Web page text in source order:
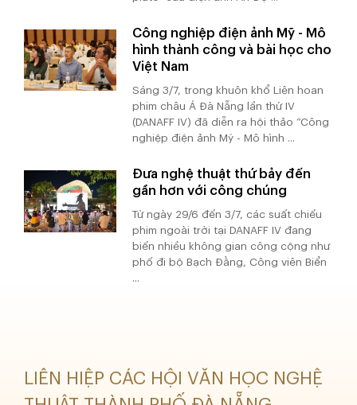
Công nghiệp điện ảnh Mỹ - Mô
hình thành công và bài học cho
Việt Nam
Sáng 3/7, trong khuôn khổ Liên hoan
phim châu Á Đà Nẵng lần thứ IV
(DANAFF IV) đã diễn ra hội thảo “Công
nghiệp điện ảnh Mỹ - Mô hình ...
Đưa nghệ thuật thứ bảy đến
gần hơn với công chúng
Từ ngày 29/6 đến 3/7, các suất chiếu
phim ngoài trời tại DANAFF IV đang
biến nhiều không gian công cộng như
phố đi bộ Bạch Đằng, Công viên Biển
...
LIÊN HIỆP CÁC HỘI VĂN HỌC NGHỆ